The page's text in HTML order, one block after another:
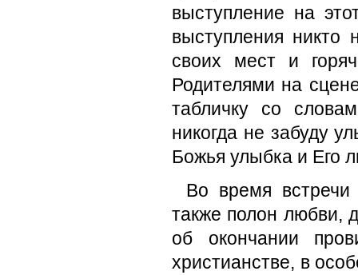
выступление на
выступления
своих мест и
Родителями на
табличку со
никогда не забуду
Божья улыбка и Его
Во время
также полон любви,
об окончании
христианстве, в